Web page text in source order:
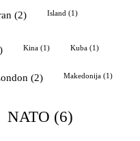
(2) Island (1)
kina (1) Kuba (1)
London (2) Makedonija (1)
NATO (6)